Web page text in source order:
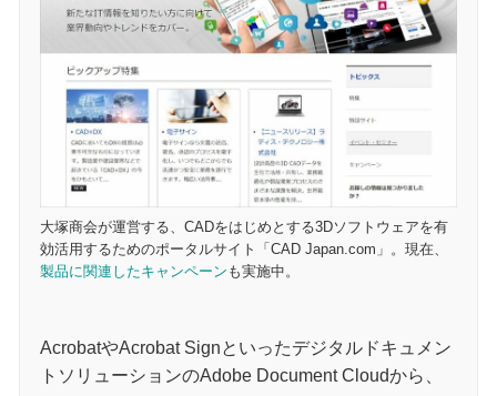
大塚商会が運営する、CADをはじめとする3Dソフトウェアを有
効活用するためのポータルサイト「CAD Japan.com」。現在、
製品に関連したキャンペーン も実施中。
AcrobatやAcrobat Signといったデジタルドキュメン
トソリューションのAdobe Document Cloudから、